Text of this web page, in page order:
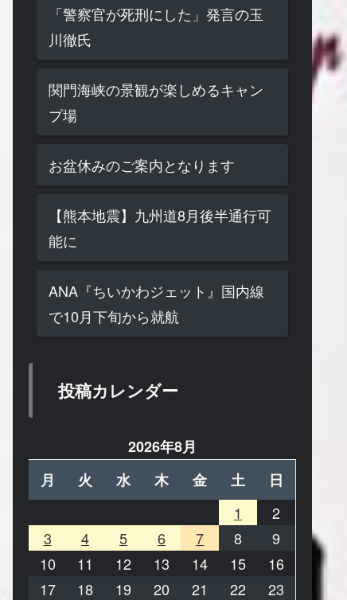
「警察官が死刑にした」発言の玉
川徹氏
関門海峡の景観が楽しめるキャン
プ場
お盆休みのご案内となります
【熊本地震】九州道8月後半通行可
能に
ANA『ちいかわジェット』国内線
で10月下旬から就航
投稿カレンダー
2026年8月
月
火 水 木 金 土
日
1
2
3
4 5 6 7 8
9
10
11 12 13 14 15
16
17
18 19 20 21 22
23